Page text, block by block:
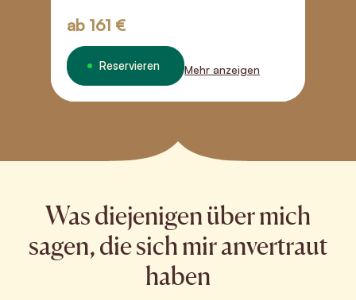
ab 161 €
Reservieren Mehr anzeigen
Was diejenigen über mich
sagen, die sich mir anvertraut
haben